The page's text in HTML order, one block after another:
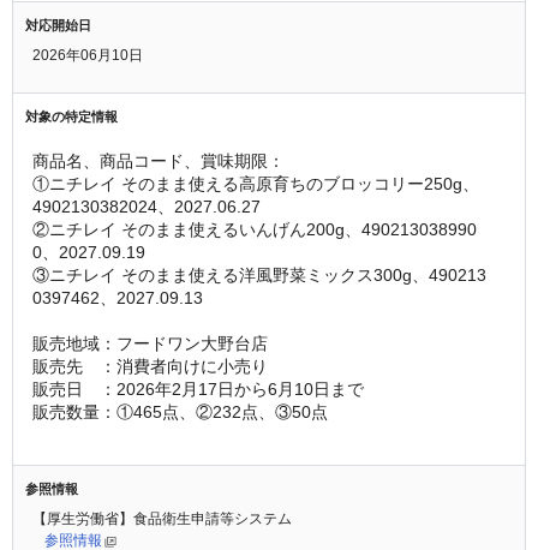
対応開始日
2026年06月10日
対象の特定情報
商品名、商品コード、賞味期限：
①ニチレイ そのまま使える高原育ちのブロッコリー250g、
4902130382024、2027.06.27
②ニチレイ そのまま使えるいんげん200g、490213038990
0、2027.09.19
③ニチレイ そのまま使える洋風野菜ミックス300g、490213
0397462、2027.09.13
販売地域：フードワン大野台店
販売先　：消費者向けに小売り
販売日　：2026年2月17日から6月10日まで
販売数量：①465点、②232点、③50点
参照情報
【厚生労働省】食品衛生申請等システム
参照情報